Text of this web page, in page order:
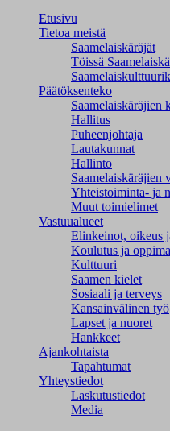
Etusivu
Tietoa meistä
Saamelaiskäräjät
Töissä
Päätöksenteko
Saamelaiskäräjien
Hallitus
Puheenjohtaja
Lautakunnat
Hallinto
Saamelaiskäräjien
Yhteistoiminta- ja
Muut toimielimet
Vastuualueet
Elinkeinot, oikeus
Koulutus ja
Kulttuuri
Saamen kielet
Sosiaali ja terveys
Kansainvälinen työ
Lapset ja nuoret
Hankkeet
Ajankohtaista
Tapahtumat
Yhteystiedot
Laskutustiedot
Media